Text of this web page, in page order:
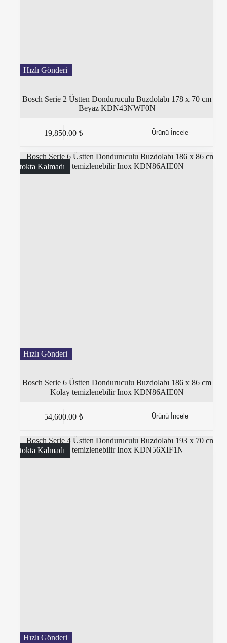
Bosch Serie 2 Üstten Donduruculu Buzdolabı 178 x 70 cm
Beyaz KDN43NWF0N
19,850.00₺ Ürünü İncele
Stokta Kalmadı
Bosch Serie 6 Üstten Donduruculu Buzdolabı 186 x 86 cm
Kolay temizlenebilir Inox KDN86AIE0N
54,600.00₺ Ürünü İncele
Stokta Kalmadı